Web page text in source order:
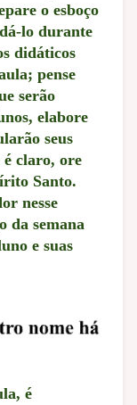
o esboço
lo durante
didáticos
pense
serão
elabore
seus
é claro, ore
Santo.
nesse
da semana
e suas
é